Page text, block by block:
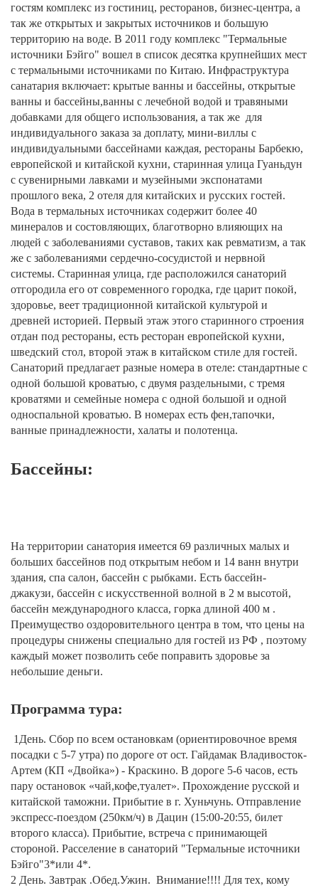
Санаторий "Термальные источники Бэйго"
Китайские источники "Фэйлун" или "Четыре
сезона"
гостям комплекс из гостиниц, ресторанов, бизнес-центра, а
так же открытых и закрытых источников и большую
территорию на воде. В 2011 году комплекс "Термальные
источники Бэйго" вошел в список десятка крупнейших мест
с термальными источниками по Китаю. Инфраструктура
санатария включает: крытые ванны и бассейны, открытые
ванны и бассейны,ванны с лечебной водой и травяными
добавками для общего использования, а так же для
индивидуального заказа за доплату, мини-виллы с
индивидуальными бассейнами каждая, рестораны Барбекю,
европейской и китайской кухни, старинная улица Гуаньдун
с сувенирными лавками и музейными экспонатами
прошлого века, 2 отеля для китайских и русских гостей.
Вода в термальных источниках содержит более 40
минералов и состовляющих, благотворно влияющих на
людей с заболеваниями суставов, таких как ревматизм, а так
же с заболеваниями сердечно-сосудистой и нервной
системы. Старинная улица, где расположился санаторий
отгородила его от современного городка, где царит покой,
здоровье, веет традиционной китайской культурой и
древней историей. Первый этаж этого старинного строения
отдан под рестораны, есть ресторан европейской кухни,
шведский стол, второй этаж в китайском стиле для гостей.
Санаторий предлагает разные номера в отеле: стандартные с
одной большой кроватью, с двумя раздельными, с тремя
кроватями и семейные номера с одной большой и одной
односпальной кроватью. В номерах есть фен,тапочки,
ванные принадлежности, халаты и полотенца.
Бассейны:
На территории санатория имеется 69 различных малых и
больших бассейнов под открытым небом и 14 ванн внутри
здания, спа салон, бассейн с рыбками. Есть бассейн-
джакузи, бассейн с искусственной волной в 2 м высотой,
бассейн международного класса, горка длиной 400 м .
Преимущество оздоровительного центра в том, что цены на
процедуры снижены специально для гостей из РФ , поэтому
каждый может позволить себе поправить здоровье за
небольшие деньги.
Программа тура:
1День. Сбор по всем остановкам (ориентировочное время
посадки с 5-7 утра) по дороге от ост. Гайдамак Владивосток-
Артем (КП «Двойка») - Краскино. В дороге 5-6 часов, есть
пару остановок «чай,кофе,туалет». Прохождение русской и
китайской таможни. Прибытие в г. Хуньчунь. Отправление
экспресс-поездом (250км/ч) в Дацин (15:00-20:55, билет
второго класса). Прибытие, встреча с принимающей
стороной. Расселение в санаторий "Термальные источники
Бэйго"3*или 4*.
2 День. Завтрак .Обед.Ужин. Внимание!!!! Для тех, кому